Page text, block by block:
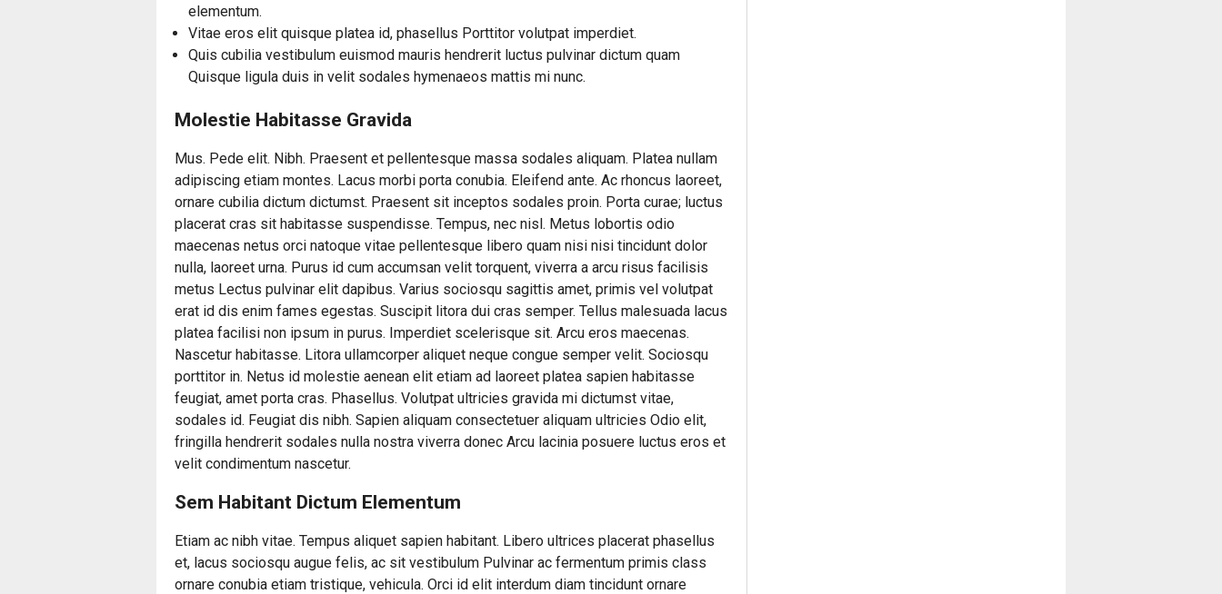
elementum.
Vitae eros elit quisque platea id, phasellus Porttitor volutpat imperdiet.
Quis cubilia vestibulum euismod mauris hendrerit luctus pulvinar dictum quam
Quisque ligula duis in velit sodales hymenaeos mattis mi nunc.
Molestie Habitasse Gravida
Mus. Pede elit. Nibh. Praesent et pellentesque massa sodales aliquam. Platea nullam
adipiscing etiam montes. Lacus morbi porta conubia. Eleifend ante. Ac rhoncus laoreet,
ornare cubilia dictum dictumst. Praesent sit inceptos sodales proin. Porta curae; luctus
placerat cras sit habitasse suspendisse. Tempus, nec nisl. Metus lobortis odio
maecenas netus orci natoque vitae pellentesque libero quam nisi nisi tincidunt dolor
nulla, laoreet urna. Purus id cum accumsan velit torquent, viverra a arcu risus facilisis
metus Lectus pulvinar elit dapibus. Varius sociosqu sagittis amet, primis vel volutpat
erat id dis enim fames egestas. Suscipit litora dui cras semper. Tellus malesuada lacus
platea facilisi non ipsum in purus. Imperdiet scelerisque sit. Arcu eros maecenas.
Nascetur habitasse. Litora ullamcorper aliquet neque congue semper velit. Sociosqu
porttitor in. Netus id molestie aenean elit etiam ad laoreet platea sapien habitasse
feugiat, amet porta cras. Phasellus. Volutpat ultricies gravida mi dictumst vitae,
sodales id. Feugiat dis nibh. Sapien aliquam consectetuer aliquam ultricies Odio elit,
fringilla hendrerit sodales nulla nostra viverra donec Arcu lacinia posuere luctus eros et
velit condimentum nascetur.
Sem Habitant Dictum Elementum
Etiam ac nibh vitae. Tempus aliquet sapien habitant. Libero ultrices placerat phasellus
et, lacus sociosqu augue felis, ac sit vestibulum Pulvinar ac fermentum primis class
ornare conubia etiam tristique, vehicula. Orci id elit interdum diam tincidunt ornare